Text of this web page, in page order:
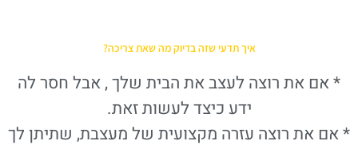
איך תדעי שזה בדיוק מה שאת צריכה?
* אם את רוצה לעצב את הבית שלך , אבל חסר לה
ידע כיצד לעשות זאת.
* אם את רוצה עזרה מקצועית של מעצבת, שתיתן לך